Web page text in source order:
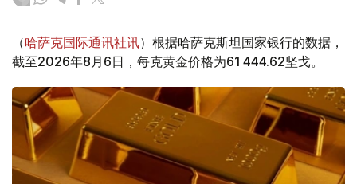
（哈萨克国际通讯社讯）根据哈萨克斯坦国家银行的数据，
截至2026年8月6日，每克黄金价格为61 444.62坚戈。